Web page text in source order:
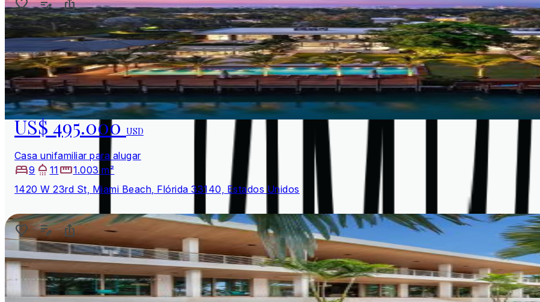
US$ 495.000USD
Casa unifamiliar para alugar
9
11
1.003 m²
1420 W 23rd St, Miami Beach, Flórida 33140, Estados Unidos